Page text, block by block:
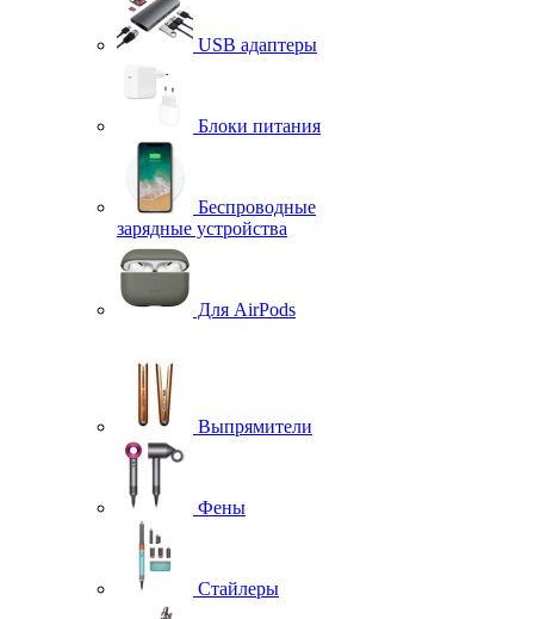
USB адаптеры
Блоки питания
Беспроводные
зарядные устройства
Для AirPods
Выпрямители
Фены
Стайлеры